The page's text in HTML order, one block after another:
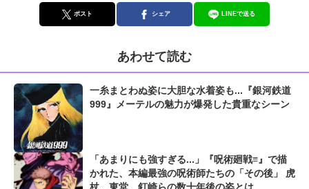
ポスト シェア LINEで送る
あわせて読む
一糸まとわぬ姿に大胆な水着姿も...『銀河鉄道
999』メーテルの魅力が爆発した貴重なシーン
「あまりにも強すぎる...」『呪術廻戦≡』で描
かれた、本編最強の呪術師たちの「その後」 虎